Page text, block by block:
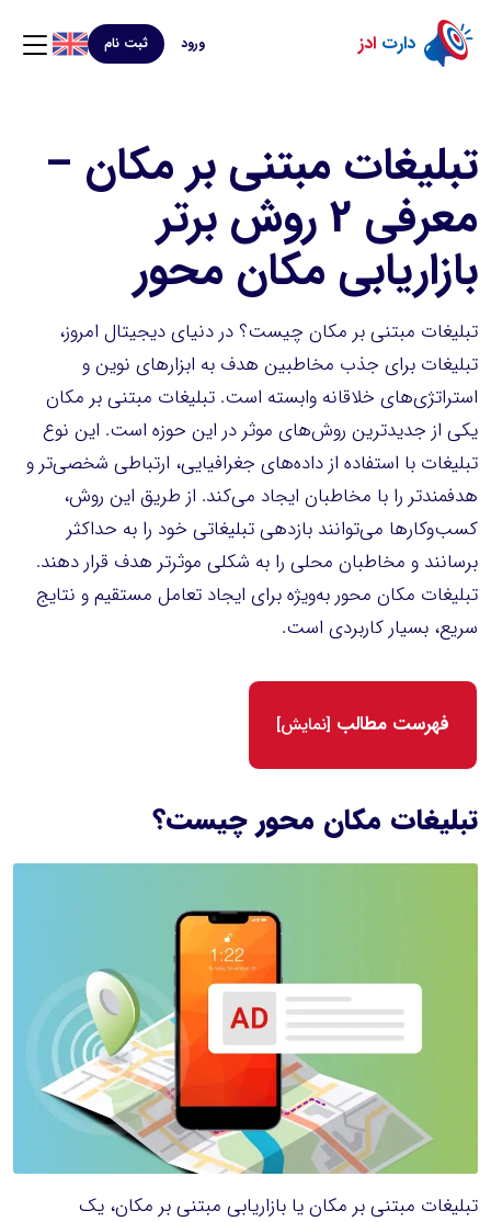
دارت ادز ورود ثبت نام
تبلیغات مبتنی بر مکان –
معرفی 2 روش برتر
بازاریابی مکان محور
تبلیغات مبتنی بر مکان چیست؟ در دنیای دیجیتال امروز،
تبلیغات برای جذب مخاطبین هدف به ابزارهای نوین و
استراتژی‌های خلاقانه وابسته است. تبلیغات مبتنی بر مکان
یکی از جدیدترین روش‌های موثر در این حوزه است. این نوع
تبلیغات با استفاده از داده‌های جغرافیایی، ارتباطی شخصی‌تر و
هدفمندتر را با مخاطبان ایجاد می‌کند. از طریق این روش،
کسب‌وکارها می‌توانند بازدهی تبلیغاتی خود را به حداکثر
برسانند و مخاطبان محلی را به شکلی موثرتر هدف قرار دهند.
تبلیغات مکان محور به‌ویژه برای ایجاد تعامل مستقیم و نتایج
سریع، بسیار کاربردی است.
فهرست مطالب [نمایش]
تبلیغات مکان محور چیست؟
تبلیغات مبتنی بر مکان یا بازاریابی مبتنی بر مکان، یک